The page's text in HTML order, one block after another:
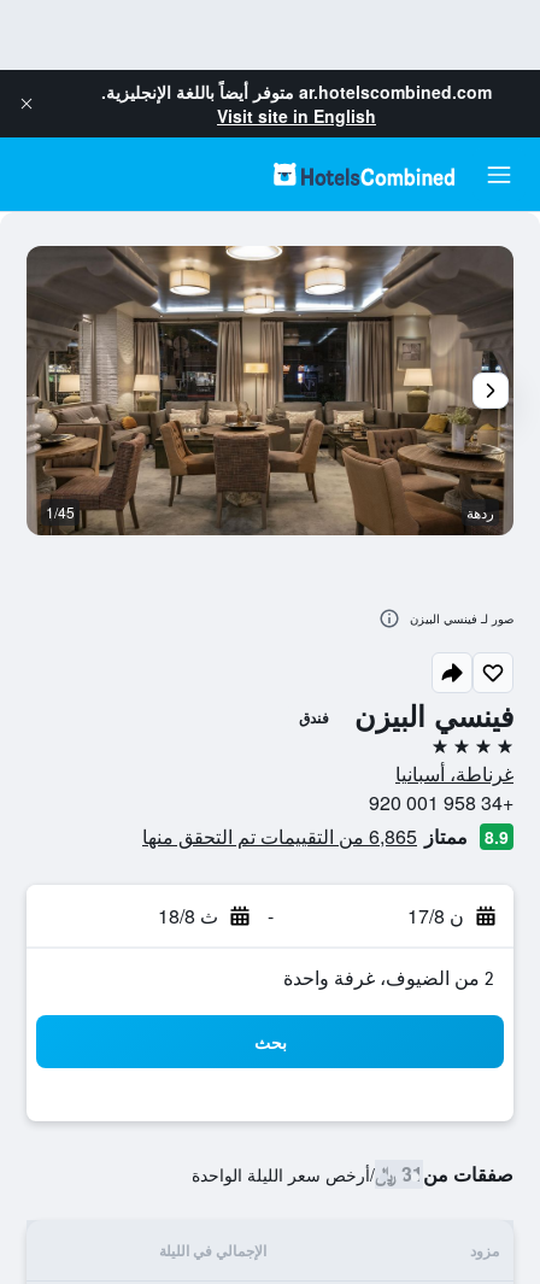
ar.hotelscombined.com متوفر أيضاً باللغة الإنجليزية.
Visit site in English
فينسي البيزن فندق
4 نجوم
غرناطة، أسبانيا
+34 958 001 920
8.9 ممتاز 6,865 من التقييمات تم التحقق منها
ن 17/8 - ث 18/8
2 من الضيوف، غرفة واحدة
بحث
صفقات من31 ﷼ /أرخص سعر الليلة الواحدة
مزود الإجمالي في الليلة
ردهة 1/45
صور لـ فينسي البيزن